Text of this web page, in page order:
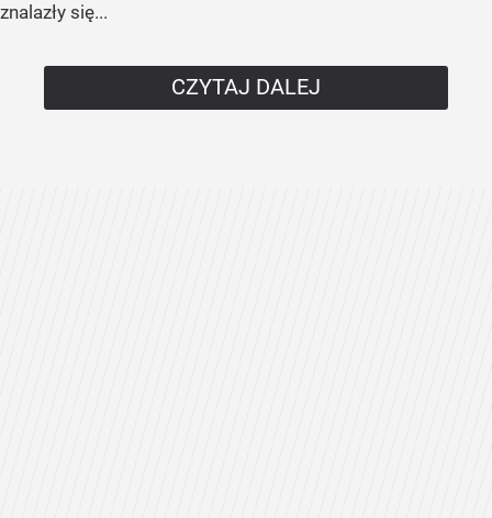
znalazły się...
CZYTAJ DALEJ